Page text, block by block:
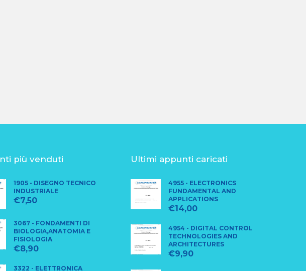
più venduti
1905 - DISEGNO TECNICO
INDUSTRIALE
€7,50
3067 - FONDAMENTI DI
BIOLOGIA,ANATOMIA E
FISIOLOGIA
€8,90
3322 - ELETTRONICA
Ultimi appunti caricati
4955 - ELECTRONICS
FUNDAMENTAL AND
APPLICATIONS
€14,00
4954 - DIGITAL CONTROL
TECHNOLOGIES AND
ARCHITECTURES
€9,90